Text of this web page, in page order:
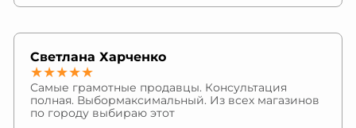
Светлана Харченко
★★★★★
Самые грамотные продавцы. Консультация
полная. Выбормаксимальный. Из всех магазинов
по городу выбираю этот